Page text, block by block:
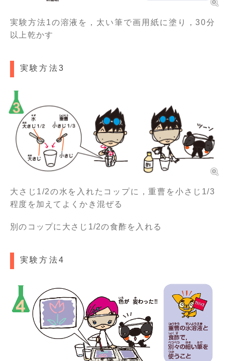
実験方法1の溶液を，太い筆で画用紙に塗り，30分
以上乾かす
実験方法3
大さじ1/2の水を入れたコップに，重曹を小さじ1/3
程度を加えてよくかき混ぜる
別のコップに大さじ1/2の食酢を入れる
実験方法4